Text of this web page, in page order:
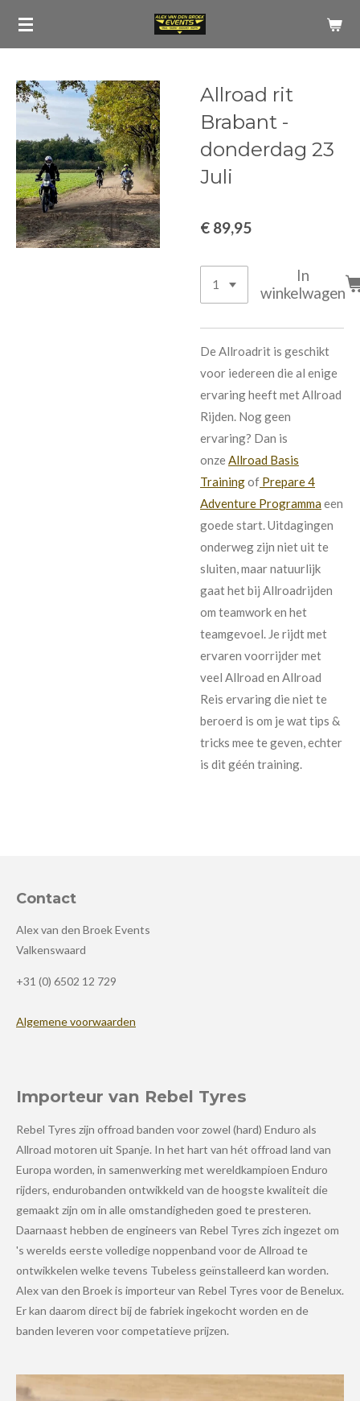
Ga
de
hoofdinhoud
Allroad rit
Brabant -
donderdag 23
Juli
€ 89,95
In
winkelwagen
De Allroadrit is geschikt
voor iedereen die al enige
ervaring heeft met Allroad
Rijden. Nog geen
ervaring? Dan is
onzeAllroad Basis
Trainingof Prepare 4
Adventure Programmaeen
goede start. Uitdagingen
onderweg zijn niet uit te
sluiten, maar natuurlijk
gaat het bij Allroadrijden
om teamwork en het
teamgevoel. Je rijdt met
ervaren voorrijder met
veel Allroad en Allroad
Reis ervaring die niet te
beroerd is om je wat tips &
tricks mee te geven, echter
is dit géén training.
Contact
Alex van den Broek Events
Valkenswaard
+31 (0) 6502 12 729
Algemene voorwaarden
Importeur van Rebel Tyres
Rebel Tyres zijn offroad banden voor zowel (hard) Enduro als
Allroad motoren uit Spanje. In het hart van hét offroad land van
Europa worden, in samenwerking met wereldkampioen Enduro
rijders, endurobanden ontwikkeld van de hoogste kwaliteit die
gemaakt zijn om in alle omstandigheden goed te presteren.
Daarnaast hebben de engineers van Rebel Tyres zich ingezet om
's werelds eerste volledige noppenband voor de Allroad te
ontwikkelen welke tevens Tubeless geïnstalleerd kan worden.
Alex van den Broek is importeur van Rebel Tyres voor de Benelux.
Er kan daarom direct bij de fabriek ingekocht worden en de
banden leveren voor competatieve prijzen.